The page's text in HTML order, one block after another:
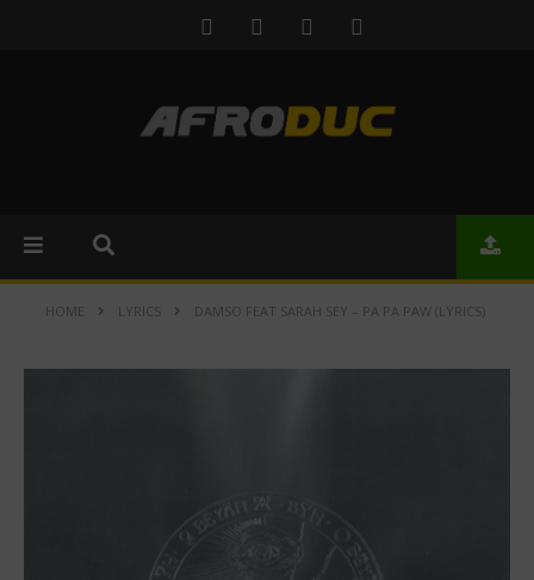
HOME LYRICS DAMSO FEAT SARAH SEY – PA PA PAW (LYRICS)